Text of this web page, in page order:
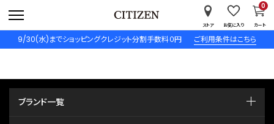
9/30(水)までショッピングクレジット分割手数料０円 ご利用条件はこちら
ストア お気に入り カート
0
ブランド一覧